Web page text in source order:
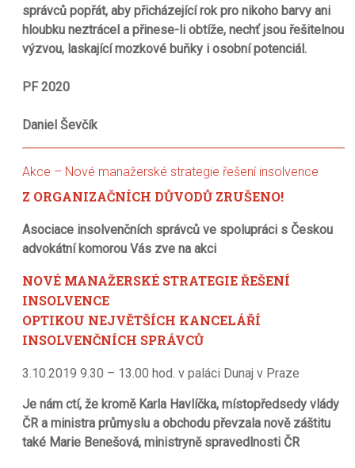
správců popřát, aby přicházející rok pro nikoho barvy ani
hloubku neztrácel a přinese-li obtíže, nechť jsou řešitelnou
výzvou, laskající mozkové buňky i osobní potenciál.
PF 2020
Daniel Ševčík
Akce – Nové manažerské strategie řešení insolvence
Z ORGANIZAČNÍCH DŮVODŮ ZRUŠENO!
Asociace insolvenčních správců ve spolupráci s Českou
advokátní komorou Vás zve na akci
NOVÉ MANAŽERSKÉ STRATEGIE ŘEŠENÍ
INSOLVENCE
OPTIKOU NEJVĚTŠÍCH KANCELÁŘÍ
INSOLVENČNÍCH SPRÁVCŮ
3.10.2019 9.30 – 13.00 hod. v paláci Dunaj v Praze
Je nám ctí, že kromě Karla Havlíčka, místopředsedy vlády
ČR a ministra průmyslu a obchodu převzala nově záštitu
také Marie Benešová, ministryně spravedlnosti ČR